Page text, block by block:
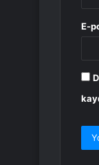
E-